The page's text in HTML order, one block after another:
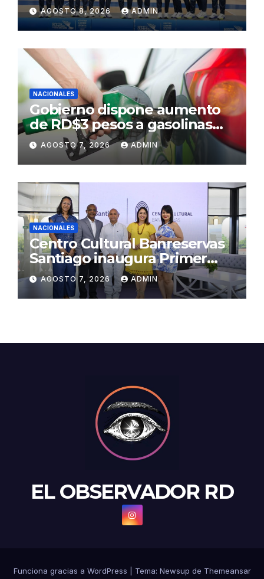
AGOSTO 8, 2026 ADMIN
NACIONALES
Gobierno dispone aumento
de RD$3 pesos a gasolinas
premium y regular
AGOSTO 7, 2026 ADMIN
NACIONALES
Centro Cultural Banreservas
Santiago inaugura Primer
Congreso de Artesanos de
Santiago
AGOSTO 7, 2026 ADMIN
EL OBSERVADOR RD
Funciona gracias a WordPress Tema: Newsup de Themeansar